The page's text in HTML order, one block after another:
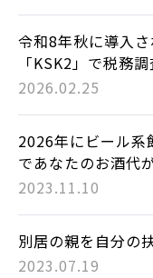
令和8年秋に導入
「KSK2」で税務
2026.02.25
2026年にビール系
であなたのお酒代
2023.11.10
別居の親を自分の
2023.07.19